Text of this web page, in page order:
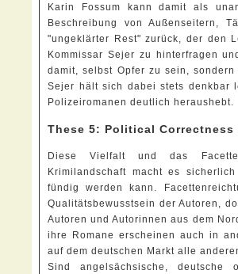
Karin Fossum kann damit als
Beschreibung von Außenseitern,
"ungeklärter Rest" zurück, der den
Kommissar Sejer zu hinterfragen
damit, selbst Opfer zu sein,
Sejer hält sich dabei stets denkbar
Polizeiromanen deutlich heraushebt.
These 5: Political Correctness
Diese Vielfalt und das
Krimilandschaft macht es
fündig werden kann.
Qualitätsbewusstsein der Autoren,
Autoren und Autorinnen aus dem
ihre Romane erscheinen auch in
auf dem deutschen Markt alle
Sind angelsächsische,